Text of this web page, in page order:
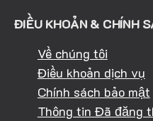
ĐIỀU KHOẢN & CHÍNH
Về chúng tôi
Điều khoản dịch vụ
Chính sách bảo mật
Thông tin Đã đăng